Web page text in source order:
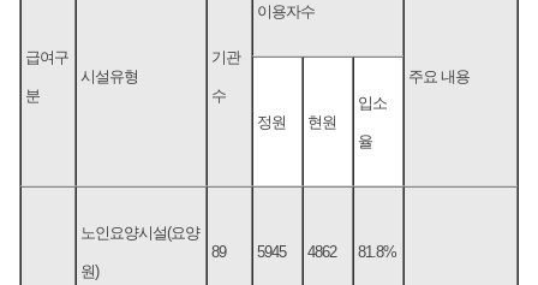
급여구
분
시설유형
기관
수
이용자수
주요 내용
정원 현원
입소
율
노인요양시설(요양
원)
89 5945 4862 81.8%